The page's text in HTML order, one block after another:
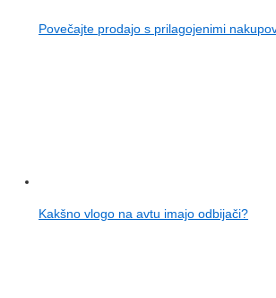
Povečajte prodajo s prilagojenimi
Kakšno vlogo na avtu imajo odbijači?